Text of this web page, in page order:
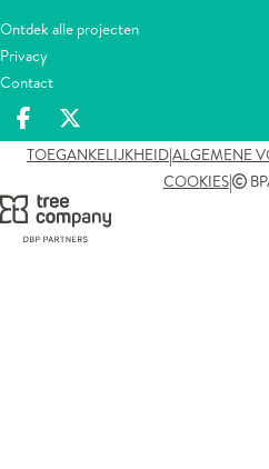
Ontdek alle projecten
Privacy
Contact
Deel op facebook
Deel op X
TOEGANKELIJKHEID|ALGEMENE
COOKIES|